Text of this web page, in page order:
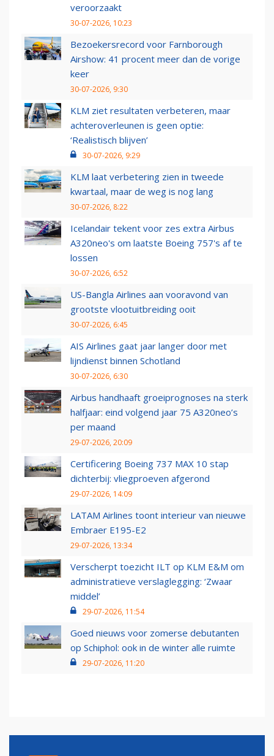
veroorzaakt
30-07-2026, 10:23
Bezoekersrecord voor Farnborough
Airshow: 41 procent meer dan de vorige
keer
30-07-2026, 9:30
KLM ziet resultaten verbeteren, maar
achteroverleunen is geen optie:
‘Realistisch blijven’
30-07-2026, 9:29
KLM laat verbetering zien in tweede
kwartaal, maar de weg is nog lang
30-07-2026, 8:22
Icelandair tekent voor zes extra Airbus
A320neo's om laatste Boeing 757's af te
lossen
30-07-2026, 6:52
US-Bangla Airlines aan vooravond van
grootste vlootuitbreiding ooit
30-07-2026, 6:45
AIS Airlines gaat jaar langer door met
lijndienst binnen Schotland
30-07-2026, 6:30
Airbus handhaaft groeiprognoses na sterk
halfjaar: eind volgend jaar 75 A320neo’s
per maand
29-07-2026, 20:09
Certificering Boeing 737 MAX 10 stap
dichterbij: vliegproeven afgerond
29-07-2026, 14:09
LATAM Airlines toont interieur van nieuwe
Embraer E195-E2
29-07-2026, 13:34
Verscherpt toezicht ILT op KLM E&M om
administratieve verslaglegging: ‘Zwaar
middel’
29-07-2026, 11:54
Goed nieuws voor zomerse debutanten
op Schiphol: ook in de winter alle ruimte
29-07-2026, 11:20